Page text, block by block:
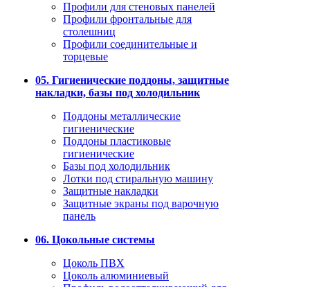
Профили для стеновых панелей
Профили фронтальные для
столешниц
Профили соединительные и
торцевые
05. Гигиенические поддоны, защитные
накладки, базы под холодильник
Поддоны металлические
гигиенические
Поддоны пластиковые
гигиенические
Базы под холодильник
Лотки под стиральную машину
Защитные накладки
Защитные экраны под варочную
панель
06. Цокольные системы
Цоколь ПВХ
Цоколь алюминиевый